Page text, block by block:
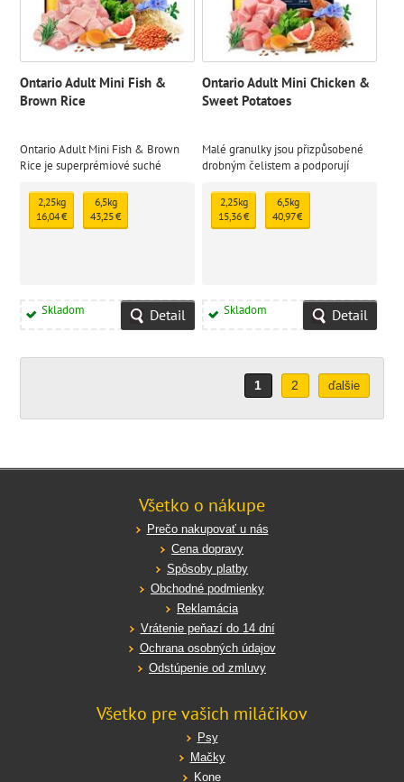
Ontario Adult Mini Fish &
Brown Rice
Ontario Adult Mini Fish & Brown
Rice je superprémiové suché
dospělé psy malých plemen od 1
roku věku
2,25kg
16,04 €
6,5kg
43,25 €
Skladom Detail
Ontario Adult Mini Chicken &
Sweet Potatoes
Malé granulky jsou přizpůsobené
drobným čelistem a podporují
obsah živin pomáhá udržet
optimální trávení a tělesnou
kondici malých plemen
2,25kg
15,36 €
6,5kg
40,97 €
Skladom Detail
1 2 ďalšie
Všetko o nákupe
Prečo nakupovať u nás
Cena dopravy
Spôsoby platby
Obchodné podmienky
Reklamácia
Vrátenie peňazí do 14 dní
Ochrana osobných údajov
Odstúpenie od zmluvy
Všetko pre vašich miláčikov
Psy
Mačky
Kone